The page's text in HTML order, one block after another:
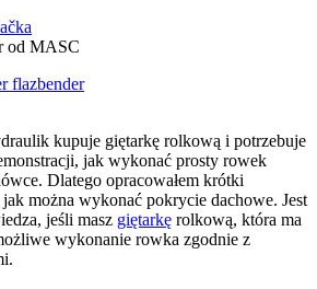
od MASC
kupuje giętarkę rolkową i potrzebuje
jak wykonać prosty rowek
Dlatego opracowałem krótki
można wykonać pokrycie dachowe. Jest
jeśli masz giętarkę rolkową, która ma
wykonanie rowka zgodnie z